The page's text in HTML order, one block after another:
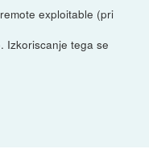
exploitable (pri
Izkoriscanje tega se